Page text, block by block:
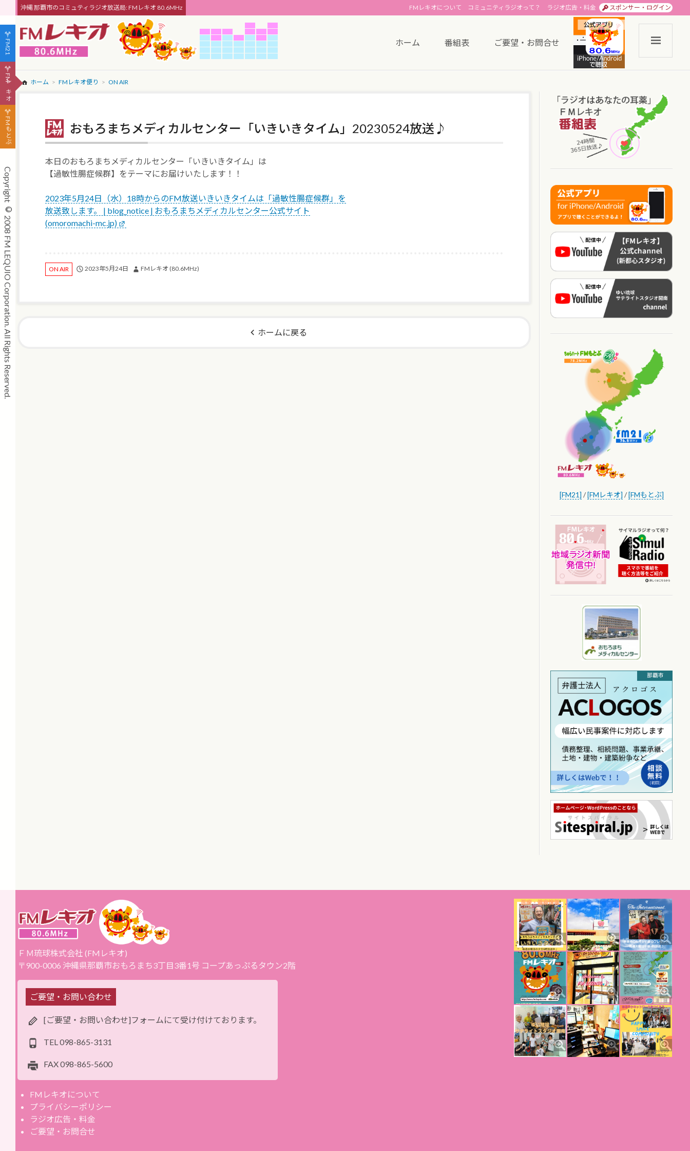
沖縄 那覇市のコミュティラジオ放送局: FMレキオ 80.6MHz スポンサー・ログイン
ラジオ広告・料金
コミュニティラジオって？
FMレキオについて
ホーム 番組表 ご要望・お問合せ
ホーム FMレキオ便り ON AIR
おもろまちメディカルセンター「いきいきタイム」20230524放送♪
本日のおもろまちメディカルセンター「いきいきタイム」は
【過敏性腸症候群】をテーマにお届けいたします！！
2023年5月24日（水）18時からのFM放送いきいきタイムは「過敏性腸症候群」を
放送致します。 | blog_notice | おもろまちメディカルセンター公式サイト
(omoromachi-mc.jp)
ON AIR 2023年5月24日 FMレキオ (80.6MHz)
ホームに戻る
[FM21] /[FMレキオ] /[FMもとぶ]
ＦＭ琉球株式会社 (FMレキオ)
〒900-0006 沖縄県那覇市おもろまち3丁目3番1号 コープあっぷるタウン2階
ご要望・お問い合わせ
[ご要望・お問い合わせ]フォームにて受け付けております。
TEL 098-865-3131
FAX098-865-5600
FMレキオについて
プライバシーポリシー
ラジオ広告・料金
ご要望・お問合せ
FM21
FMレキオ
FMもとぶ
Copyright © 2008 FM LEQUIO Corporation. All Rights Reserved.